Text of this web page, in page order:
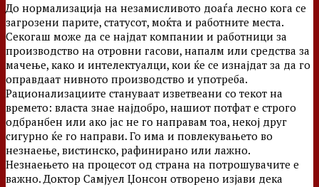
До нормализација на незамисливото доаѓа лесно кога се
загрозени парите, статусот, моќта и работните места.
Секогаш може да се најдат компании и работници за
производство на отровни гасови, напалм или средства за
мачење, како и интелектуалци, кои ќе се изнајдат за да го
оправдаат нивното производство и употреба.
Рационализациите стануваат изветвеани со текот на
времето: власта знае најдобро, нашиот потфат е строго
одбранбен или ако јас не го направам тоа, некој друг
сигурно ќе го направи. Го има и повлекувањето во
незнаење, вистинско, рафинирано или лажно.
Незнаењето на процесот од страна на потрошувачите е
важно. Доктор Самјуел Џонсон отворено изјави дека